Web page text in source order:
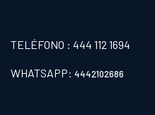
TELÉFONO : 444 112 1694
WHATSAPP: 4442102686